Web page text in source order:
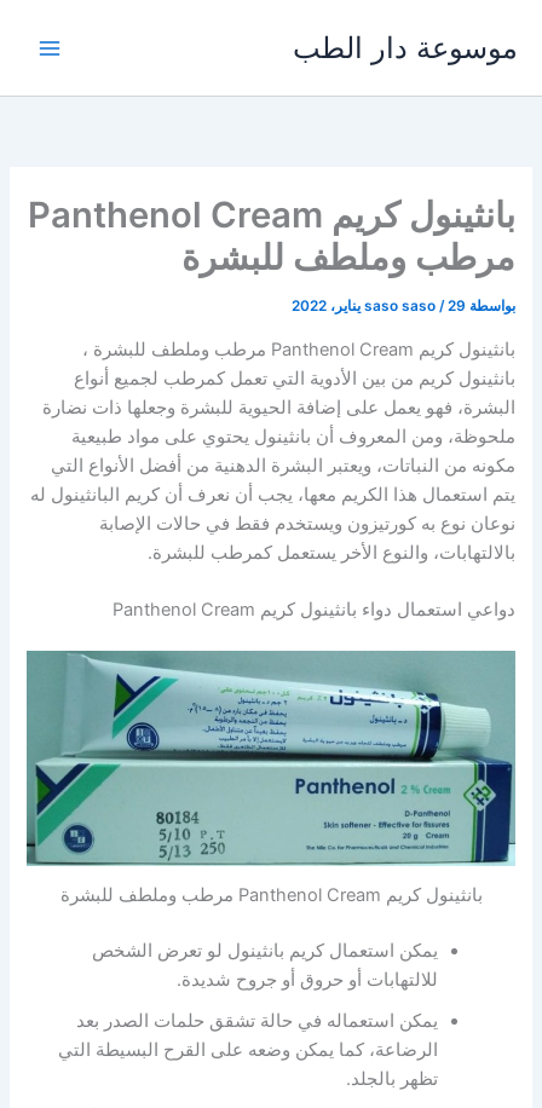
المحتوى
موسوعة دار الطب
بانثينول كريم Panthenol Cream
مرطب وملطف للبشرة
بواسطة saso saso /29 يناير، 2022
بانثينول كريم Panthenol Cream مرطب وملطف للبشرة ،
بانثينول كريم من بين الأدوية التي تعمل كمرطب لجميع أنواع
البشرة، فهو يعمل على إضافة الحيوية للبشرة وجعلها ذات نضارة
ملحوظة، ومن المعروف أن بانثينول يحتوي على مواد طبيعية
مكونه من النباتات، ويعتبر البشرة الدهنية من أفضل الأنواع التي
يتم استعمال هذا الكريم معها، يجب أن نعرف أن كريم البانثينول له
نوعان نوع به كورتيزون ويستخدم فقط في حالات الإصابة
بالالتهابات، والنوع الأخر يستعمل كمرطب للبشرة.
دواعي استعمال دواء بانثينول كريم Panthenol Cream
بانثينول كريم Panthenol Cream مرطب وملطف للبشرة
يمكن استعمال كريم بانثينول لو تعرض الشخص
للالتهابات أو حروق أو جروح شديدة.
يمكن استعماله في حالة تشقق حلمات الصدر بعد
الرضاعة، كما يمكن وضعه على القرح البسيطة التي
تظهر بالجلد.